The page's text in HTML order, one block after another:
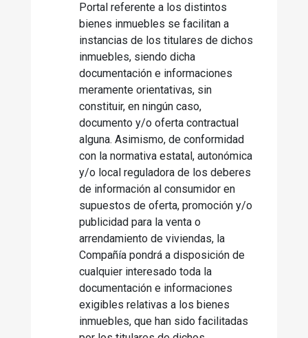
Portal referente a los distintos
bienes inmuebles se facilitan a
instancias de los titulares de dichos
inmuebles, siendo dicha
documentación e informaciones
meramente orientativas, sin
constituir, en ningún caso,
documento y/o oferta contractual
alguna. Asimismo, de conformidad
con la normativa estatal, autonómica
y/o local reguladora de los deberes
de información al consumidor en
supuestos de oferta, promoción y/o
publicidad para la venta o
arrendamiento de viviendas, la
Compañía pondrá a disposición de
cualquier interesado toda la
documentación e informaciones
exigibles relativas a los bienes
inmuebles, que han sido facilitadas